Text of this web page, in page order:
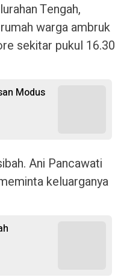
Tengah,
warga ambruk
sekitar pukul 16.30
Modus
Ani Pancawati
keluarganya